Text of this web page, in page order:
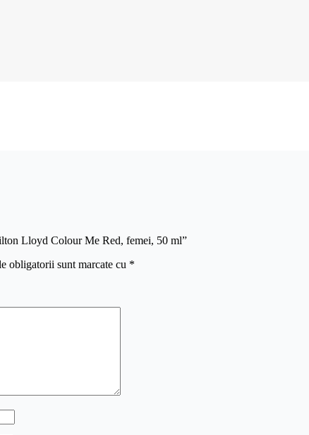
Lloyd Colour Me Red, femei, 50 ml”
obligatorii sunt marcate cu *